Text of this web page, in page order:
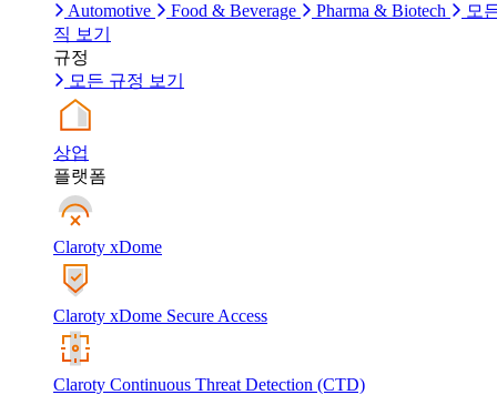
Automotive
Food & Beverage Pharma & Biotech
모
직 보기
규정
모든 규정 보기
상업
플랫폼
Claroty xDome
Claroty xDome Secure Access
Claroty Continuous Threat Detection (CTD)